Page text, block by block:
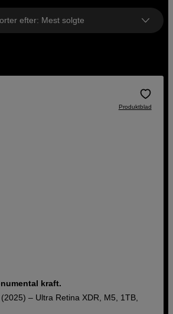
efter: Mest solgte
Produktblad
kraft.
– Ultra Retina XDR, M5, 1TB,